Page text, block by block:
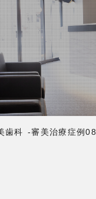
歯科 審美治療症例08